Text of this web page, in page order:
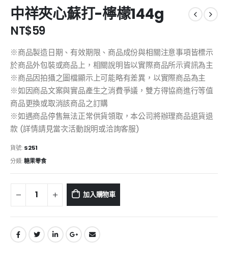
中祥夾心蘇打-檸檬144g
NT$59
※商品製造日期、有效期限、商品成份與相關注意事項皆標示
於商品外包裝或商品上，相關說明皆以實際商品所示資訊為主
※商品因拍攝之圖檔顯示上可能略有差異，以實際商品為主
※如因商品文案與實品產生之消費爭議，雙方得協商進行等值
商品更換或取消該商品之訂購
※如遇商品停售無法正常供貨領取，本公司將辦理商品退貨退
款 (詳情請見當次活動說明或洽詢客服)
貨號: S251
分類:糖果零食
加入購物車